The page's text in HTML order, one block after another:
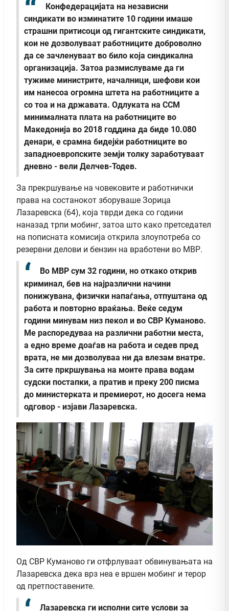
Конфедерацијата на независни
синдикати во изминатите 10 години имаше
страшни притисоци од гигантските синдикати,
кои не дозволуваат работниците доброволно
да се зачленуваат во било која синдикална
организација. Затоа размислуваме да ги
тужиме министрите, началници, шефови кои
им нанесоа огромна штета на работниците а
со тоа и на државата. Одлуката на ССМ
минималната плата на работниците во
Македонија во 2018 годдина да биде 10.080
денари, е срамна бидејќи работниците во
западноевропските земји толку заработуваат
дневно - вели Делчев-Тодев.
За прекршување на човековите и работнички
права на состанокот зборуваше Зорица
Лазаревска (64), која тврди дека со години
наназад трпи мобинг, затоа што како претседател
на пописната комисија открила злоупотреба со
резервни делови и бензин на вработени во МВР.
Во МВР сум 32 години, но откако открив
криминал, бев на најразлични начини
понижувана, физички напаѓања, отпуштана од
работа и повторно враќања. Веќе седум
години минувам низ пекол и во СВР Куманово.
Ме распоредуваа на различни работни места,
а едно време доаѓав на работа и седев пред
врата, не ми дозволуваа ни да влезам внатре.
За сите пркршувања на моите права водам
судски постапки, а пратив и преку 200 писма
до министерката и премиерот, но досега нема
одговор - изјави Лазаревска.
Од СВР Куманово ги отфрлуваат обвинувањата на
Лазаревска дека врз неа е вршен мобинг и терор
од претпоставените.
Лазаревска ги исполни сите услови за